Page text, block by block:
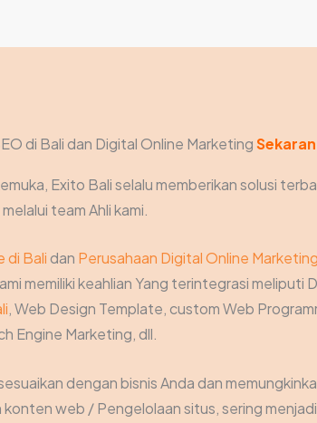
di Bali dan Digital Online Marketing
Exito Bali selalu memberikan solusi
team Ahli kami.
di Balidan Perusahaan Digital Online
memiliki keahlian Yang terintegrasi meliputi
, Web Design Template, custom Web
Engine Marketing, dll.
dengan bisnis Anda dan
web / Pengelolaan situs, sering